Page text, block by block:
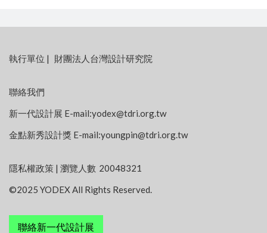
:::
執行單位 | 財團法人台灣設計研究院
聯絡我們
新一代設計展 E-mail:yodex@tdri.org.tw
金點新秀設計獎 E-mail:youngpin@tdri.org.tw
隱私權政策 | 瀏覽人數 20048321
©2025 YODEX All Rights Reserved.
聯絡新一代設計展